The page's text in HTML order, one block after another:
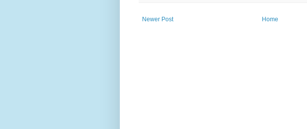
Newer Post Home